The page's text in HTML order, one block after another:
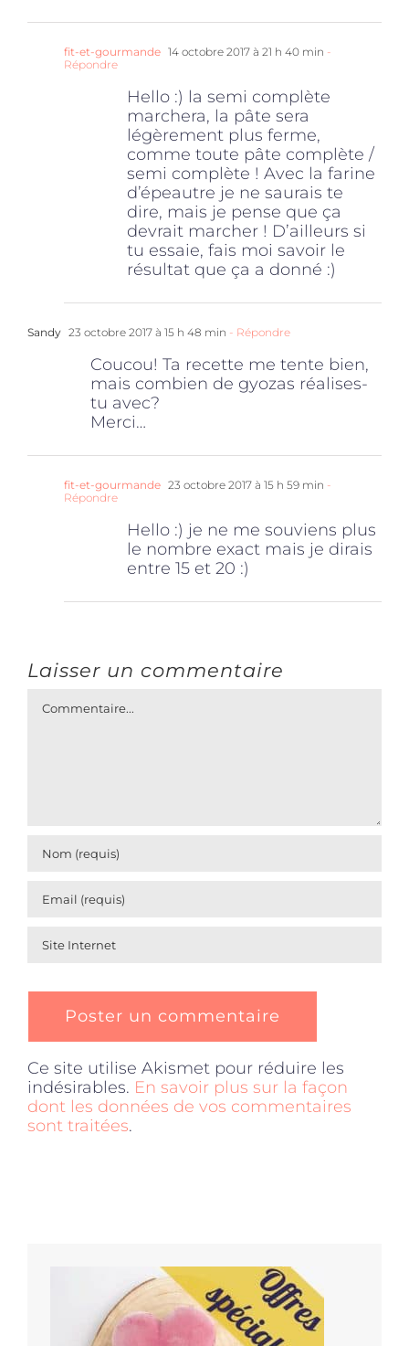
fit-et-gourmande 14 octobre 2017 à 21 h 40 min -
Répondre
Hello :) la semi complète
marchera, la pâte sera
légèrement plus ferme,
comme toute pâte complète /
semi complète ! Avec la farine
d’épeautre je ne saurais te
dire, mais je pense que ça
devrait marcher ! D’ailleurs si
tu essaie, fais moi savoir le
résultat que ça a donné :)
Sandy 23 octobre 2017 à 15 h 48 min - Répondre
Coucou! Ta recette me tente bien,
mais combien de gyozas réalises-
tu avec?
Merci…
fit-et-gourmande 23 octobre 2017 à 15 h 59 min -
Répondre
Hello :) je ne me souviens plus
le nombre exact mais je dirais
entre 15 et 20 :)
Laisser un commentaire
Ce site utilise Akismet pour réduire les
indésirables. En savoir plus sur la façon
dont les données de vos commentaires
sont traitées.